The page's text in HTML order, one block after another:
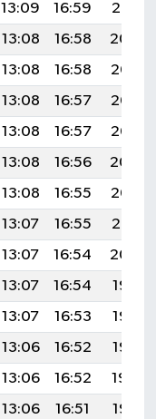
13:09 16:59
20:10
13:08 16:58
20:09
13:08 16:58
20:08
13:08 16:57
20:06
13:08 16:57
20:05
13:08 16:56
20:04
13:08 16:55
20:02
13:07 16:55
20:01
13:07 16:54
20:00
13:07 16:54
19:58
13:07 16:53
19:57
13:06 16:52
19:56
13:06 16:52
19:54
13:06 16:51
19:53